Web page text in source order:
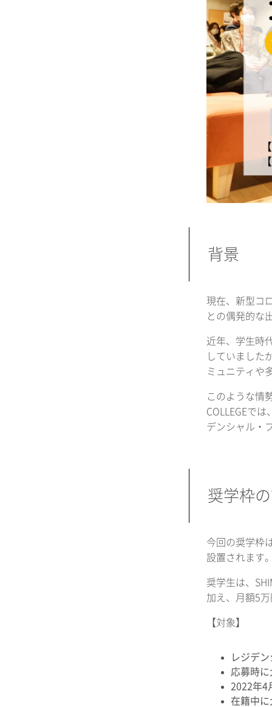
背景
現在、新型コ
との偶発的な
近年、学生時
していました
ミュニティや
このような情
COLLEGEで
デンシャル・
奨学枠
今回の奨学枠
設置されます
奨学生は、
加え、月額5
【対象】
レジデ
応募時
2022年4
在籍中に